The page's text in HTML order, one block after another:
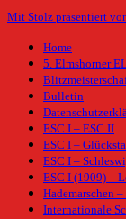
Mit Stolz präsentiert
Home
5. Elmshorner
Bulletin
ESC I – ESC II
ESC I –
ESC I –
ESC I (1909) –
Hademarschen
Internationale